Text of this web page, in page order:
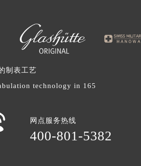
辽宁省锦州市古塔区中央大街格拉
辽宁省辽阳市白塔区新运大街格拉
辽宁省盘锦市兴隆台区石油大街格
辽宁省铁岭市银州区南马路格拉苏
辽宁省营口市站前区市府路与渤海
辽宁省沈阳市沈河区中街路137号亨
辽宁省沈阳市沈河区中街路83号亨
北京市东城区东长安街1号王府井
河北省保定市竞秀区朝阳北大街北
内蒙古自治区阿拉善盟市左旗土尔
制表工艺
technology in 165
网点服务热线
400-801-5382